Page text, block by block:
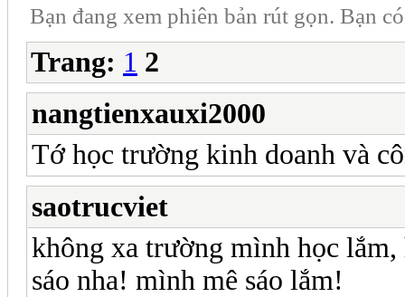
Bạn đang xem phiên bản rút gọn. Bạn
Trang: 1 2
nangtienxauxi2000
Tớ học trường kinh doanh và
saotrucviet
không xa trường mình học
sáo nha! mình mê sáo lắm!